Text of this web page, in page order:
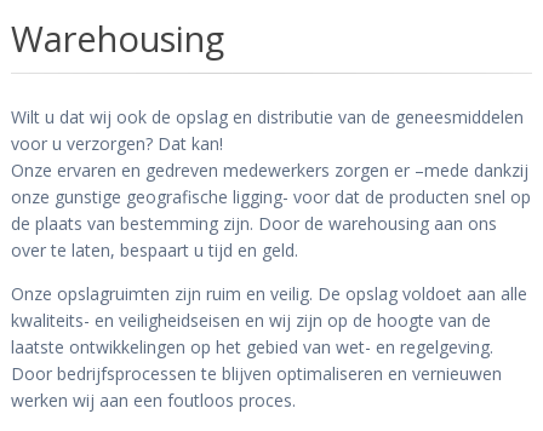
Warehousing
Wilt u dat wij ook de opslag en distributie van de geneesmiddelen
voor u verzorgen? Dat kan!
Onze ervaren en gedreven medewerkers zorgen er –mede dankzij
onze gunstige geografische ligging- voor dat de producten snel op
de plaats van bestemming zijn. Door de warehousing aan ons
over te laten, bespaart u tijd en geld.
Onze opslagruimten zijn ruim en veilig. De opslag voldoet aan alle
kwaliteits- en veiligheidseisen en wij zijn op de hoogte van de
laatste ontwikkelingen op het gebied van wet- en regelgeving.
Door bedrijfsprocessen te blijven optimaliseren en vernieuwen
werken wij aan een foutloos proces.